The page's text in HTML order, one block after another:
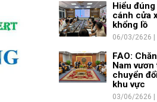
Hiểu
cánh cửa
khổng lồ
06/03/2626 |
FAO:
Nam vươn
chuyển
khu vực
03/06/2626 |